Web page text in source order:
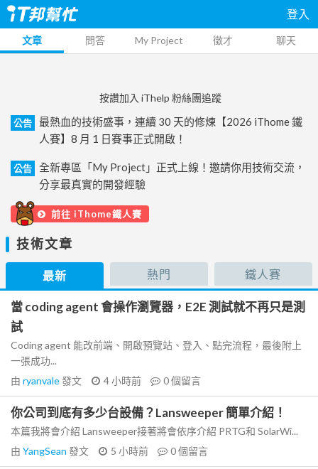
登入
文章 問答 My Project 徵才 聊天
按讚加入 iThelp 粉絲團追蹤
公告
最熱血的技術盛事，連續 30 天的修煉【2026 iThome 鐵
人賽】8 月 1 日賽事正式開啟！
公告
全新專區「My Project」正式上線！邀請你用技術交流，
分享最真實的開發經驗
前往 iThome鐵人賽
技術文章
最新 熱門 鐵人賽
當 coding agent 會操作瀏覽器，E2E 測試就不再只是測
試
Coding agent 能改前端、開啟預覽站、登入、點完流程，最後附上
一張成功...
由 ryanvale發文 4 小時前 0個留言
你公司到底有多少台設備？Lansweeper 簡單介紹！
本篇我將會介紹 Lansweeper接著將會依序介紹 PRTG和 SolarWi...
由 YangSean 發文 5 小時前 0個留言